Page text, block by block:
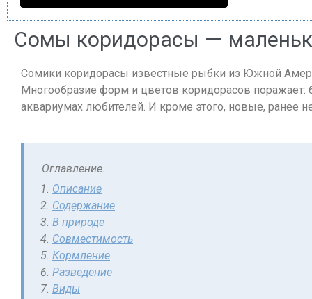
Сомы коридорасы —
Сомики коридорасы известные рыбки из Южной
Многообразие форм и цветов коридорасов поражает:
аквариумах любителей. И кроме этого, новые, ранее
Оглавление.
Описание
Содержание
В природе
Совместимость
Кормление
Разведение
Виды